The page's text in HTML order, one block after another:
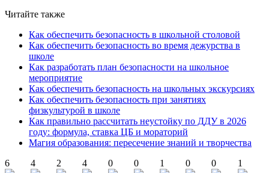
Читайте также
Как обеспечить безопасность в школьной столовой
Как обеспечить безопасность во время дежурства в
школе
Как разработать план безопасности на школьное
мероприятие
Как обеспечить безопасность на школьных экскурсиях
Как обеспечить безопасность при занятиях
физкультурой в школе
Как правильно рассчитать неустойку по ДДУ в 2026
году: формула, ставка ЦБ и мораторий
Магия образования: пересечение знаний и творчества
6
4 2 4 0 0 1 0 0 1